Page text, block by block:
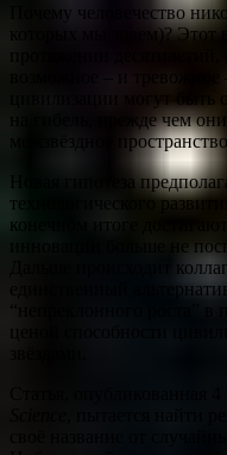
Почему человечество
которых мы знаем)? Этот
протяжении
возможное – и тревожное
цивилизации могут быть
на гибель, прежде чем
межзвёздное пространство.
Новая гипотеза
технологического
конечном итоге
инновации больше не
Дальше происходит
единственный
“непреклонного роста” в
ценой способности
Статья, опубликованная
, пытается найти